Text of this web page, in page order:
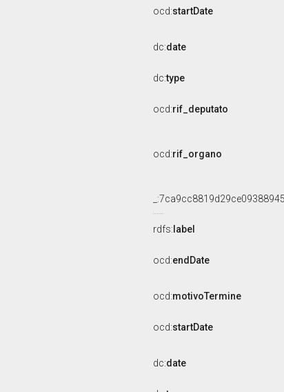
ocd:startDate
dc:date
dc:type
ocd:rif_deputato
ocd:rif_organo
rdfs: label
ocd:endDate
ocd:motivoTermine
ocd:startDate
dc:date